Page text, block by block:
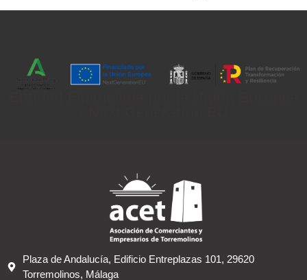
Plaza de Andalucía, Edificio Entreplazas 101, 29620
Torremolinos, Málaga